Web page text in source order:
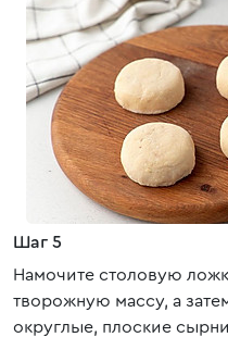
Шаг 5
Намочите столовую
творожную массу, а
округлые, плоские